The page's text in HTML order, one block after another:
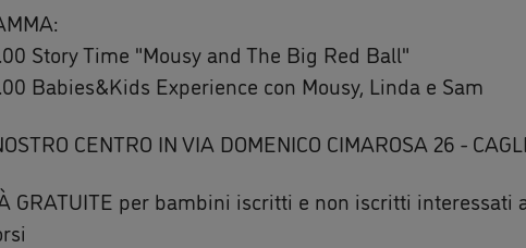
Story Time "Mousy and The Big Red Ball"
Babies&Kids Experience con Mousy, Linda e Sam
CENTRO IN VIA DOMENICO CIMAROSA 26 -
GRATUITE per bambini iscritti e non iscritti interessati